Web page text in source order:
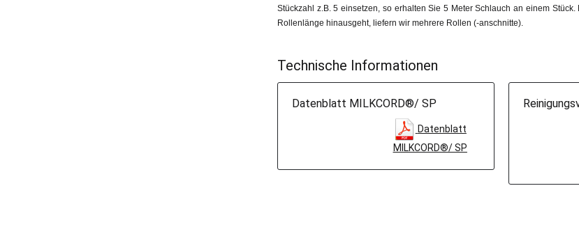
Stückzahl z.B. 5 einsetzen, so erhalten Sie 5 Meter Schlauch an einem
Rollenlänge hinausgeht, liefern wir mehrere Rollen (-anschnitte).
Technische Informationen
Datenblatt MILKCORD®/ SP
Datenblatt
MILKCORD®/ SP